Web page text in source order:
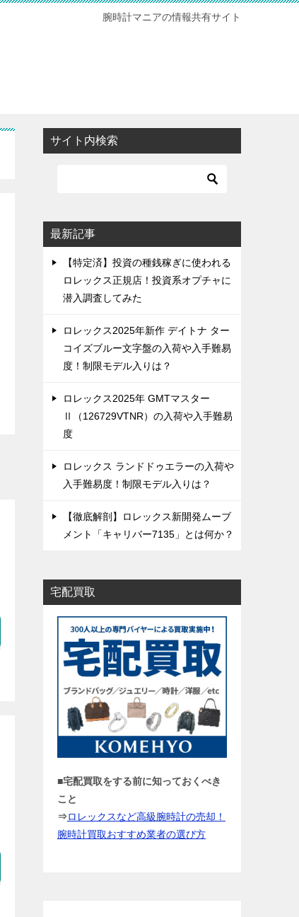
腕時計マニアの情報共有サイト
サイト内検索
最新記事
【特定済】投資の種銭稼ぎに使われる
ロレックス正規店！投資系オプチャに
潜入調査してみた
ロレックス2025年新作 デイトナ ター
コイズブルー文字盤の入荷や入手難易
度！制限モデル入りは？
ロレックス2025年 GMTマスター
Ⅱ（126729VTNR）の入荷や入手難易
度
ロレックス ランドドゥエラーの入荷や
入手難易度！制限モデル入りは？
【徹底解剖】ロレックス新開発ムーブ
メント「キャリバー7135」とは何か？
宅配買取
■宅配買取をする前に知っておくべき
こと
⇒ロレックスなど高級腕時計の売却！
腕時計買取おすすめ業者の選び方